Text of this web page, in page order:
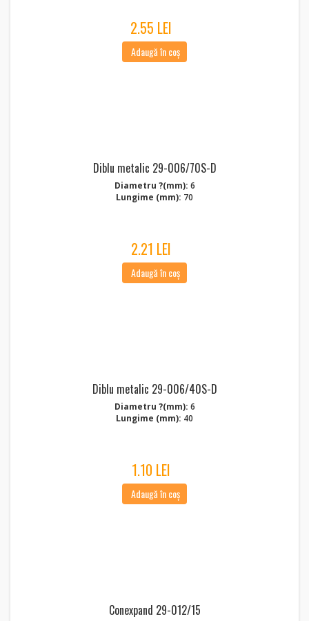
2.55 LEI
Adaugă în coș
Diblu metalic 29-006/70S-D
Diametru ?(mm): 6
Lungime (mm): 70
2.21 LEI
Adaugă în coș
Diblu metalic 29-006/40S-D
Diametru ?(mm): 6
Lungime (mm): 40
1.10 LEI
Adaugă în coș
Conexpand 29-012/15